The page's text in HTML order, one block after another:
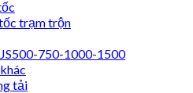
trạm trộn
750-1000-1500
tải